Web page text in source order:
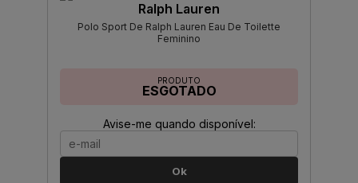
Ralph Lauren
Polo Sport De Ralph Lauren Eau De Toilette
Feminino
PRODUTO
ESGOTADO
Avise-me quando disponível:
Ok